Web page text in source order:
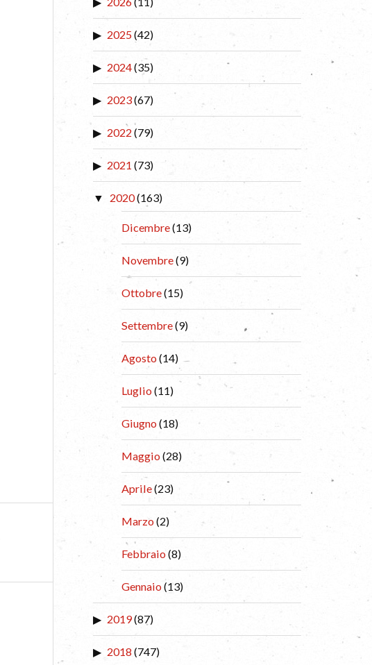
2025(42)
2024(35)
2023(67)
2022 (79)
2021 (73)
2020(163)
Dicembre(13)
Novembre(9)
Ottobre(15)
Settembre(9)
Agosto(14)
Luglio (11)
Giugno (18)
Maggio(28)
Aprile(23)
Marzo(2)
Febbraio(8)
Gennaio(13)
2019(87)
2018(747)